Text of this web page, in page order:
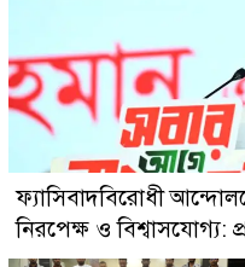
ফ্যাসিবাদবিরোধী
নিরপেক্ষ ও বিশ্বাসযোগ্য: